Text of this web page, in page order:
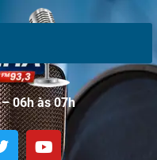
06h às 07h